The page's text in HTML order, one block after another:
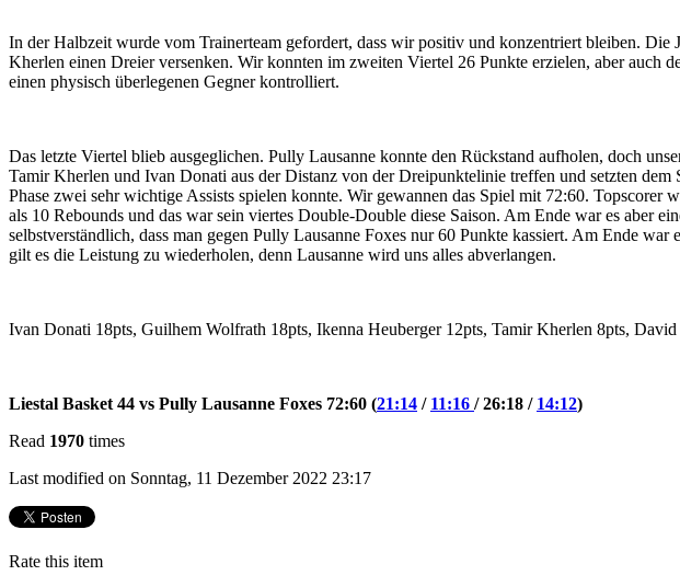
In der Halbzeit wurde vom Trainerteam gefordert, dass wir positiv und konzentriert bleiben.
Kherlen einen Dreier versenken. Wir konnten im zweiten Viertel 26 Punkte erzielen, aber auch
einen physisch überlegenen Gegner kontrolliert.
Das letzte Viertel blieb ausgeglichen. Pully Lausanne konnte den Rückstand aufholen, doch
Tamir Kherlen und Ivan Donati aus der Distanz von der Dreipunktelinie treffen und setzten
Phase zwei sehr wichtige Assists spielen konnte. Wir gewannen das Spiel mit 72:60.
als 10 Rebounds und das war sein viertes Double-Double diese Saison. Am Ende war es aber
selbstverständlich, dass man gegen Pully Lausanne Foxes nur 60 Punkte kassiert. Am Ende
gilt es die Leistung zu wiederholen, denn Lausanne wird uns alles abverlangen.
Ivan Donati 18pts, Guilhem Wolfrath 18pts, Ikenna Heuberger 12pts, Tamir Kherlen 8pts,
Liestal Basket 44 vs Pully Lausanne Foxes 72:60 (21:14 / 11:16 / 26:18 / 14:12)
Read 1970 times
Last modified on Sonntag, 11 Dezember 2022 23:17
Rate this item